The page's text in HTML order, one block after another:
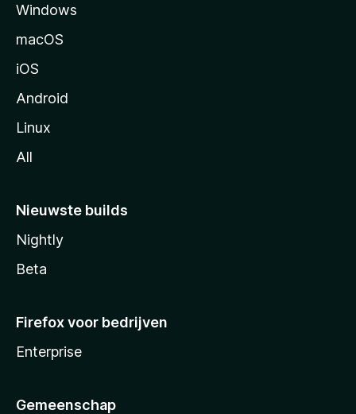
iWindows
macOS
iOS
Android
Linux
All
Nieuwste builds
Nightly
Beta
Firefox voor bedrijven
Enterprise
Gemeenschap